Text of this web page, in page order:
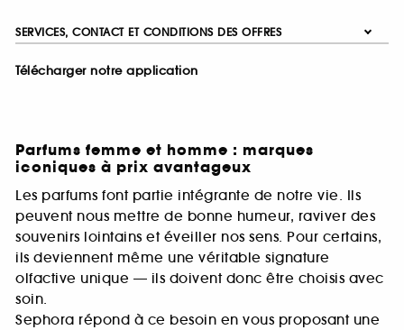
SERVICES, CONTACT ET CONDITIONS DES OFFRES
Télécharger notre application
Parfums femme et homme : marques
iconiques à prix avantageux
Les parfums font partie intégrante de notre vie. Ils
peuvent nous mettre de bonne humeur, raviver des
souvenirs lointains et éveiller nos sens. Pour certains,
ils deviennent même une véritable signature
olfactive unique — ils doivent donc être choisis avec
soin.
Sephora répond à ce besoin en vous proposant une